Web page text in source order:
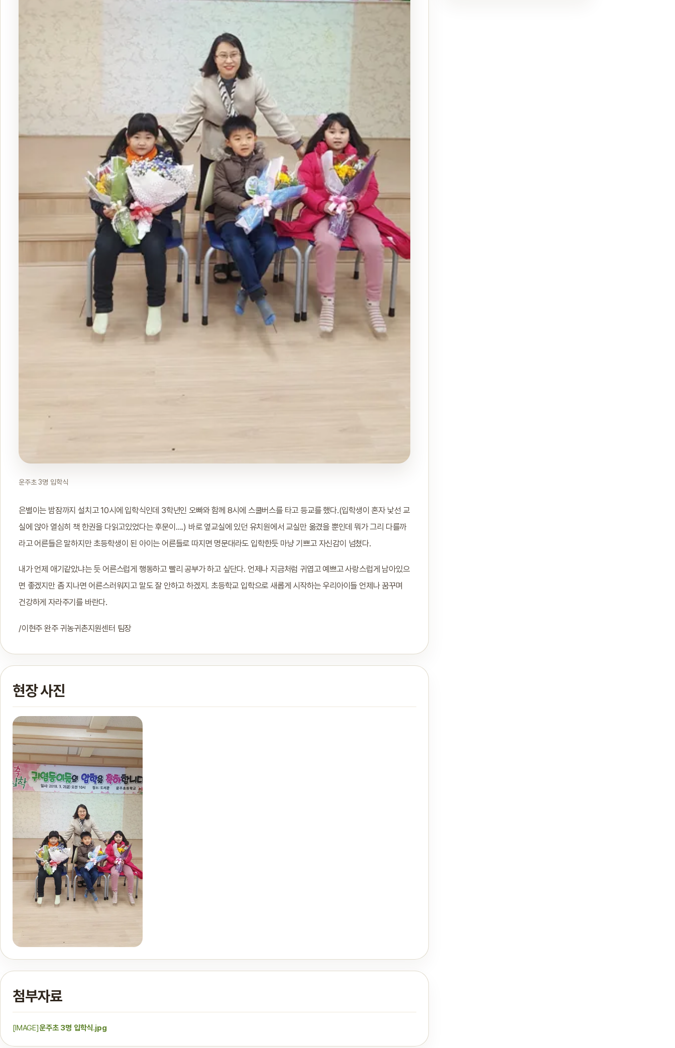
운주초 3명 입학식
은별이는 밤잠까지 설치고 10시에 입학식인데 3학년인 오빠와 함께 8시에 스쿨버스를 타고 등교를 했다.(입학생이 혼자 낯선 교
실에 앉아 열심히 책 한권을 다읽고있었다는 후문이….) 바로 옆교실에 있던 유치원에서 교실만 옮겼을 뿐인데 뭐가 그리 다를까
라고 어른들은 말하지만 초등학생이 된 아이는 어른들로 따지면 명문대라도 입학한듯 마냥 기쁘고 자신감이 넘쳤다.
내가 언제 애기같았냐는 듯 어른스럽게 행동하고 빨리 공부가 하고 싶단다. 언제나 지금처럼 귀엽고 예쁘고 사랑스럽게 남아있으
면 좋겠지만 좀 지나면 어른스러워지고 말도 잘 안하고 하겠지. 초등학교 입학으로 새롭게 시작하는 우리아이들 언제나 꿈꾸며
건강하게 자라주기를 바란다.
/이현주 완주 귀농귀촌지원센터 팀장
현장 사진
첨부자료
[IMAGE]운주초 3명 입학식.jpg